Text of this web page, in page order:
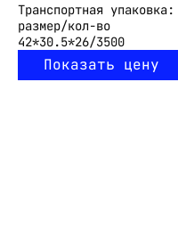
Транспортная упаковка:
размер/кол-во
42*30.5*26/3500
Показать цену